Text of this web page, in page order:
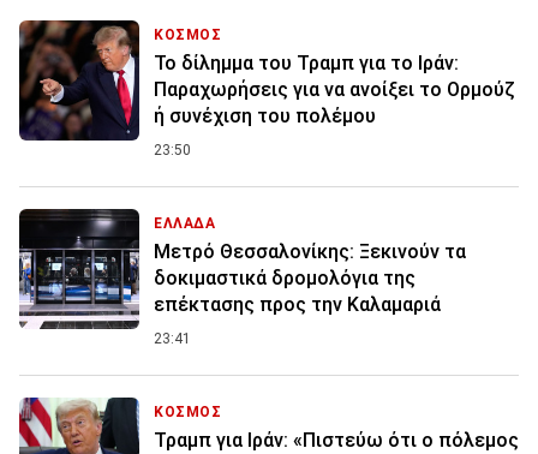
ΚΟΣΜΟΣ
Το δίλημμα του Τραμπ για το Ιράν:
Παραχωρήσεις για να ανοίξει το Ορμούζ
ή συνέχιση του πολέμου
23:50
ΕΛΛΑΔΑ
Μετρό Θεσσαλονίκης: Ξεκινούν τα
δοκιμαστικά δρομολόγια της
επέκτασης προς την Καλαμαριά
23:41
ΚΟΣΜΟΣ
Τραμπ για Ιράν: «Πιστεύω ότι ο πόλεμος